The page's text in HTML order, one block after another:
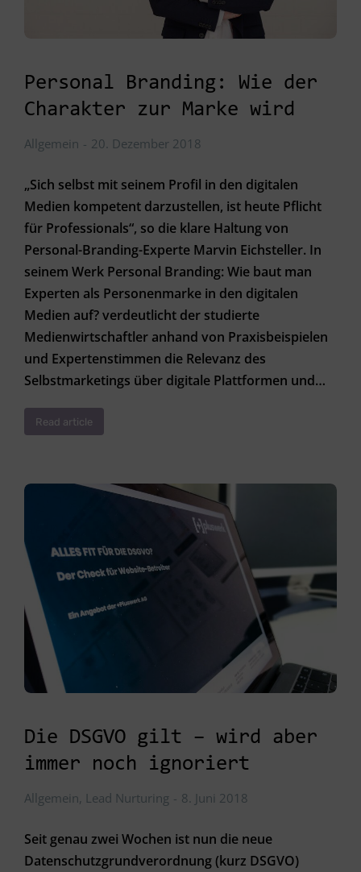
Personal Branding: Wie der
Charakter zur Marke wird
Allgemein 20. Dezember 2018
„Sich selbst mit seinem Profil in den digitalen
Medien kompetent darzustellen, ist heute Pflicht
für Professionals“, so die klare Haltung von
Personal-Branding-Experte Marvin Eichsteller. In
seinem Werk Personal Branding: Wie baut man
Experten als Personenmarke in den digitalen
Medien auf? verdeutlicht der studierte
Medienwirtschaftler anhand von Praxisbeispielen
und Expertenstimmen die Relevanz des
Selbstmarketings über digitale Plattformen und…
Read article
Die DSGVO gilt – wird aber
immer noch ignoriert
Allgemein, Lead Nurturing 8. Juni 2018
Seit genau zwei Wochen ist nun die neue
Datenschutzgrundverordnung (kurz DSGVO)